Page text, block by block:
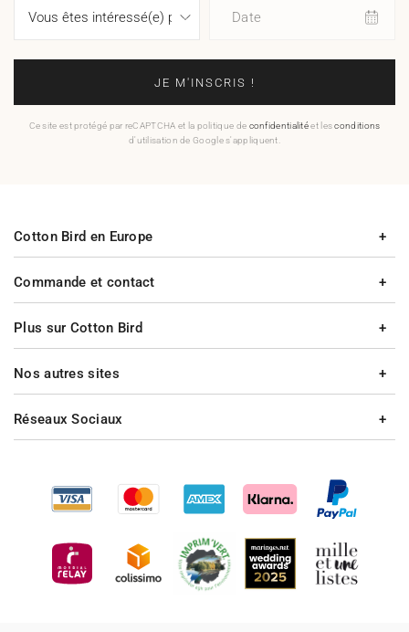
Date
JE M'INSCRIS !
Ce site est protégé par reCAPTCHA et la politique de confidentialitéet lesconditions
d'utilisation de Google s'appliquent.
Commande et contact
Plus sur Cotton Bird
Cotton Bird en Europe
Nos autres sites
Réseaux Sociaux